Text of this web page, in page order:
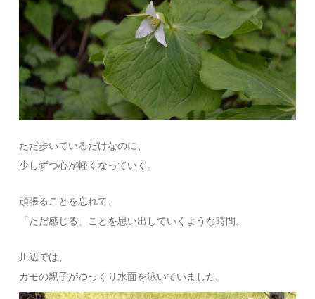
ただ歩いているだけなのに、
少しずつ心が軽くなっていく。
頑張ることを忘れて、
「ただ感じる」ことを思い出していくような時間。
川辺では、
カモの親子がゆっくり水面を泳いでいました。